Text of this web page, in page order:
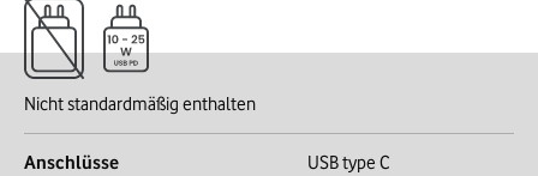
Nicht standardmäßig enthalten
Anschlüsse USB type C